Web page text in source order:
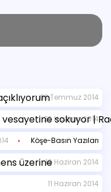
03 Temmuz 2014
vesayetine sokuyor |
26 Haziran 2014
Köşe-Basın Yazıları
üzerine19 Haziran 2014
11 Haziran 2014